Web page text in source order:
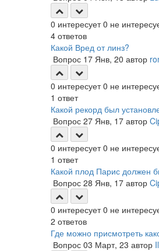
0 интересует 0 не
4 ответов
Какой Вред от линз?
Вопрос 17 Янв, 20 автор
0 интересует 0 не
1 ответ
Какой рекорд был
Вопрос 27 Янв, 17 автор
0 интересует 0 не
1 ответ
Какой плод Парис должен
Вопрос 28 Янв, 17 автор
0 интересует 0 не
2 ответов
Где можно присмотреть
Вопрос 03 Март, 23 автор